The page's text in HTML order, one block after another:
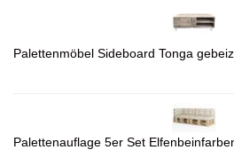
Palettenmöbel Sideboard Tonga
Palettenauflage 5er Set